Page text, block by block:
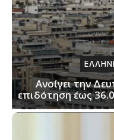
Ανοίγει την
επιδότηση έως